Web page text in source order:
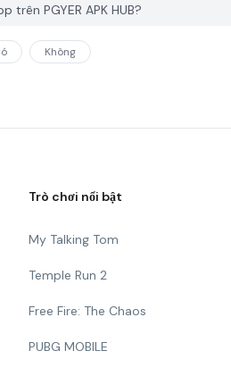
trên PGYER APK HUB?
Không
Trò chơi nổi bật
My Talking Tom
Temple Run 2
Free Fire: The Chaos
PUBG MOBILE